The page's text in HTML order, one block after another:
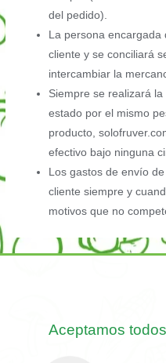
del pedido).
La persona encargada
cliente y se conciliará
intercambiar la
Siempre se realizará
estado por el mismo
producto,
efectivo bajo ninguna
Los gastos de envío
cliente siempre y
motivos que no
Aceptamos